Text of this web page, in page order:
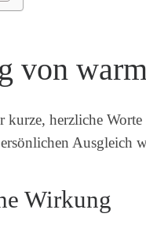
von
kurze, herzliche
Ausgleich
Wirkung